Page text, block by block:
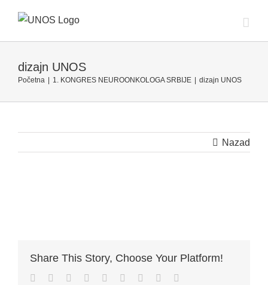
content
dizajn UNOS
Početna 1. KONGRES NEUROONKOLOGA SRBIJE dizajn UNOS
Nazad
Share This Story, Choose Your Platform!
Facebook
TwitterLinkedIn
Reddit Whatsapp
TumblrPinterest